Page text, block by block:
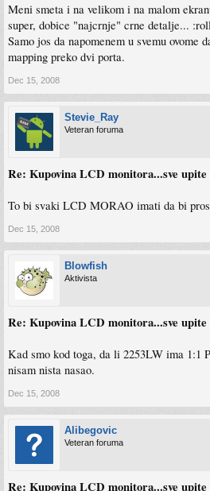
Meni smeta i na velikom i na malom
super, dobice "najcrnje" crne detalje...
Samo jos da napomenem u svemu ovome
mapping preko dvi porta.
Dec 15, 2008
Stevie_Ray
Veteran foruma
Re: Kupovina LCD monitora...sve upite
To bi svaki LCD MORAO imati da bi
Dec 15, 2008
Blowfish
Aktivista
Re: Kupovina LCD monitora...sve upite
Kad smo kod toga, da li 2253LW ima 1:1
nisam nista nasao.
Dec 15, 2008
Alibegovic
Veteran foruma
Re: Kupovina LCD monitora...sve upite